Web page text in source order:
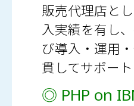
販売代理店と
入実績を有し
び導入・運用
貫してサポート
◎ PHP on